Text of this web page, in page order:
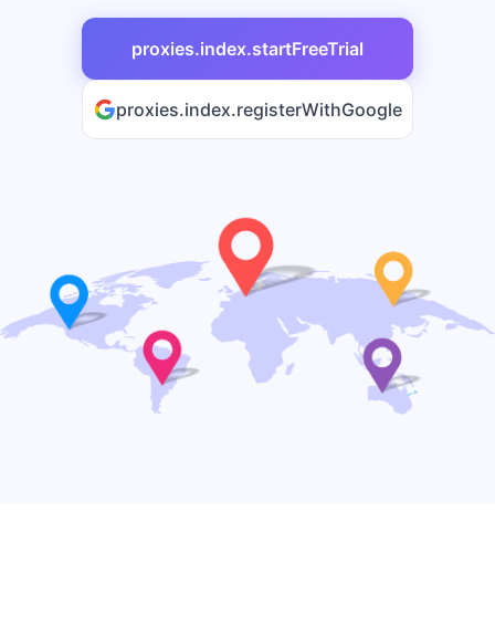
proxies.index.startFreeTrial
proxies.index.registerWithGoogle